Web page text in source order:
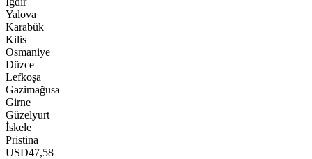
Yalova
Karabük
Kilis
Osmaniye
Düzce
Lefkoşa
Gazimağusa
Girne
Güzelyurt
İskele
Pristina
USD47,58